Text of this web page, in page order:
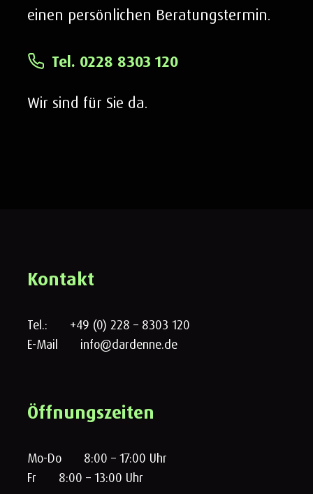
einen persönlichen Beratungstermin.
Tel. 0228 8303 120
Wir sind für Sie da.
Kontakt
Tel.:
+49 (0) 228 – 8303 120
E-Mail
info@dardenne.de
Öffnungszeiten
Mo-Do
8:00 – 17:00 Uhr
Fr
8:00 – 13:00 Uhr